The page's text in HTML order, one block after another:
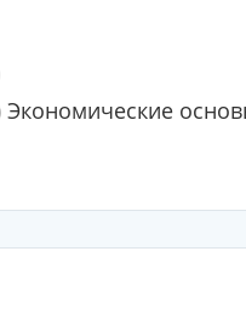
Экономические